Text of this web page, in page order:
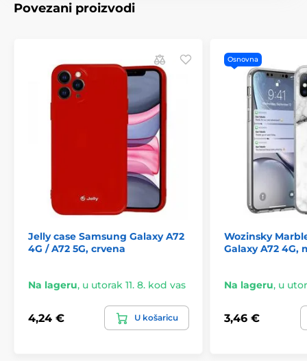
Povezani proizvodi
Jelly case Samsung Galaxy A72
4G / A72 5G, crvena
Na lageru, u utorak 11. 8. kod vas
4,24 € U košaricu
Osnovna
Wozinsky
Galaxy A72 4G,
Na lageru, u
3,46 €